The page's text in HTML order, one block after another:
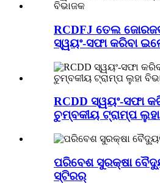
RCDFJ ତେଲ
ସ୍ୱୟଂ-ସଫା କରିବା
RCDD ସ୍ୱୟଂ-ସଫା
ଚୁମ୍ବକୀୟ ଟ୍ରାମ୍ପ
ପରିବେଶ ସୁରକ୍ଷା
ସ୍ଟିରର୍